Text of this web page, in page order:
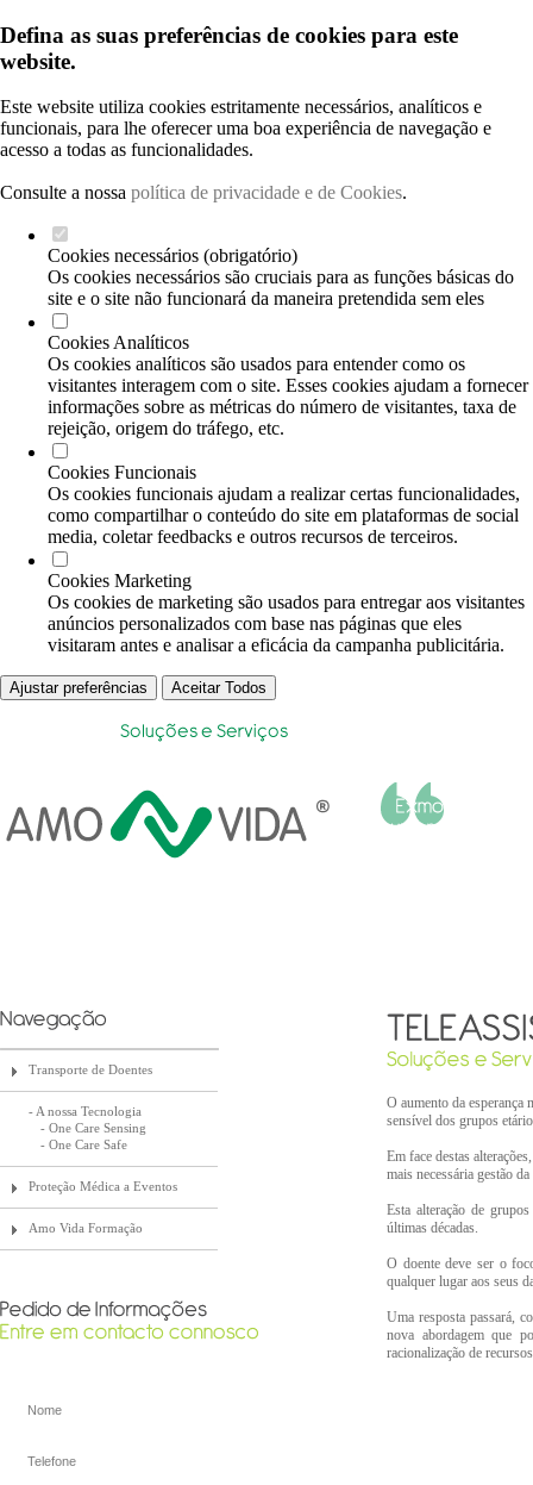
Defina as suas preferências de cookies para este
website.
Este website utiliza cookies estritamente necessários, analíticos e
funcionais, para lhe oferecer uma boa experiência de navegação e
acesso a todas as funcionalidades.
Consulte a nossa política de privacidade e de Cookies.
Cookies necessários (obrigatório)
Os cookies necessários são cruciais para as funções básicas do
site e o site não funcionará da maneira pretendida sem eles
Cookies Analíticos
Os cookies analíticos são usados para entender como os
visitantes interagem com o site. Esses cookies ajudam a fornecer
informações sobre as métricas do número de visitantes, taxa de
rejeição, origem do tráfego, etc.
Cookies Funcionais
Os cookies funcionais ajudam a realizar certas funcionalidades,
como compartilhar o conteúdo do site em plataformas de social
media, coletar feedbacks e outros recursos de terceiros.
Cookies Marketing
Os cookies de marketing são usados para entregar aos visitantes
anúncios personalizados com base nas páginas que eles
visitaram antes e analisar a eficácia da campanha publicitária.
Ajustar preferências Aceitar Todos
Transporte de Doentes
- A nossa Tecnologia
- One Care Sensing
- One Care Safe
Proteção Médica a Eventos
Amo Vida Formação
O aumento da
sensível dos grupos
Em face destas
mais necessária gestão
Esta alteração de
últimas décadas.
O doente deve ser o
qualquer lugar aos seus
Uma resposta passará,
nova abordagem que
racionalização de